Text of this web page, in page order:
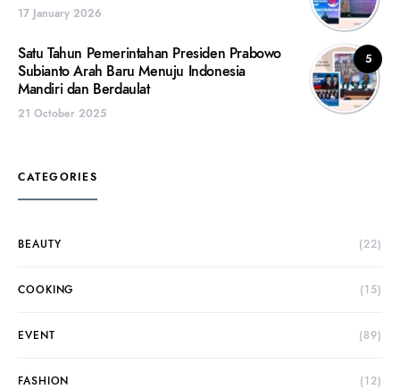
17 January 2026
5
Satu Tahun Pemerintahan Presiden Prabowo
Subianto Arah Baru Menuju Indonesia
Mandiri dan Berdaulat
21 October 2025
CATEGORIES
BEAUTY (22)
COOKING (15)
EVENT (89)
FASHION (12)